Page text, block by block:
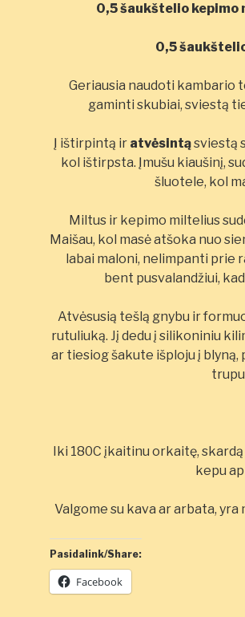
0,5 šaukštelio
0,5
Geriausia naudoti kambario
gaminti skubiai, sviestą
Į ištirpintą ir atvėsintąsviestą
kol ištirpsta. Įmušu kiaušinį,
šluotele, kol
Miltus ir kepimo miltelius
Maišau, kol masė atšoka nuo
labai maloni, nelimpanti prie
bent pusvalandžiui,
Atvėsusią tešlą gnybu ir
rutuliuką. Jį dedu į silikoniniu
ar tiesiog šakute išploju į blyną,
Iki 180C įkaitinu orkaitę,
kepu
Valgome su kava ar arbata,
Pasidalink/Share:
Facebook